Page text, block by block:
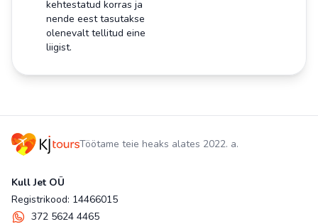
kehtestatud korras ja
nende eest tasutakse
olenevalt tellitud eine
liigist.
Töötame teie heaks alates 2022. a.
Kull Jet OÜ
Registrikood: 14466015
372 5624 4465